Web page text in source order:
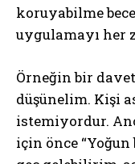
koruyabilme
uygulamayı her
Örneğin bir
düşünelim. Kişi
istemiyordur.
için önce